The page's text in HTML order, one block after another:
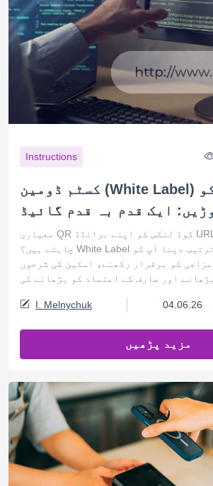
Instructions
کسٹم ڈومین (White Label) کو ME-QR سے
ایک قدم بہ قدم گائیڈ
معیاری QR کوڈ لنکس کو اپنے برانڈڈ URLs سے تبدیل کرنا
چاہتے ہیں؟ White Label کی خصوصیت کو ترتیب دینا آپ کو
کو برقرار رکھنے، اسکین کی شرحوں
I. Melnychuk 04.06.26
مزید پڑھیں